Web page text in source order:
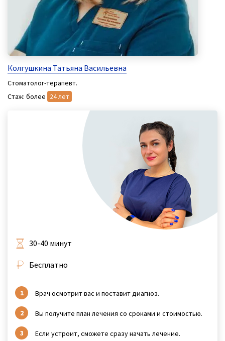
Колгушкина Татьяна Васильевна
Стоматолог-терапевт.
Стаж: более 24 лет
30-40 минут
Бесплатно
Врач осмотрит вас и поставит диагноз.
Вы получите план лечения со сроками и стоимостью.
Если устроит, сможете сразу начать лечение.